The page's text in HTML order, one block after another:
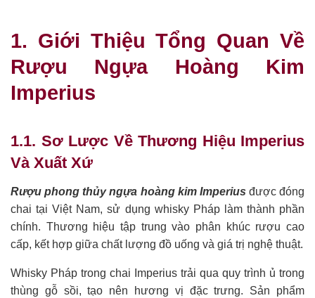
1. Giới Thiệu Tổng Quan Về
Rượu Ngựa Hoàng Kim
Imperius
1.1. Sơ Lược Về Thương Hiệu Imperius
Và Xuất Xứ
Rượu phong thủy ngựa hoàng kim Imperius được đóng
chai tại Việt Nam, sử dụng whisky Pháp làm thành phần
chính. Thương hiệu tập trung vào phân khúc rượu cao
cấp, kết hợp giữa chất lượng đồ uống và giá trị nghệ thuật.
Whisky Pháp trong chai Imperius trải qua quy trình ủ trong
thùng gỗ sồi, tạo nên hương vị đặc trưng. Sản phẩm